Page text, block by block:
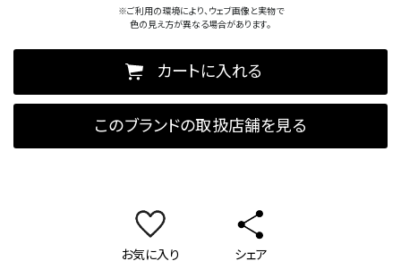
※ご利用の環境により、ウェブ画像と実物で
色の見え方が異なる場合があります。
カートに入れる
このブランドの取扱店舗を見る
お気に入り シェア